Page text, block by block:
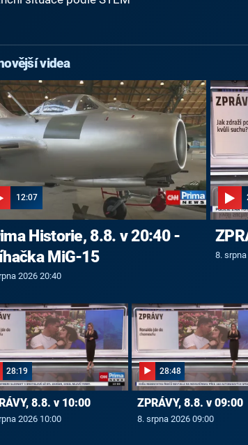
videa
12:07
Historie, 8.8. v 20:40 -
MiG-15
2026 20:40
8.
28:19
8.8. v 10:00
2026 10:00
28:48
ZPRÁVY, 8.8. v 09:00
8. srpna 2026 09:00